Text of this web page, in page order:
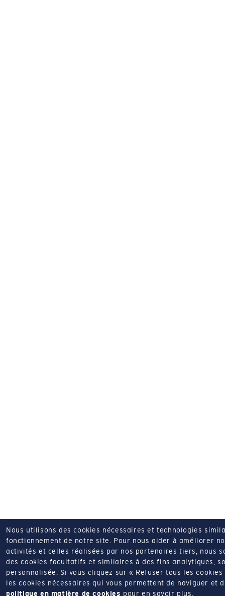
Nous utilisons des cookies nécessaires et technologies
fonctionnement de notre site. Pour nous aider à améliorer
activités et celles réalisées par nos partenaires tiers, nous
des cookies facultatifs et similaires à des fins analytiques,
personnalisée.
Si vous cliquez sur « Refuser tous les
les cookies nécessaires qui vous permettent de naviguer et
politique en matière de cookies pour en savoir plus.